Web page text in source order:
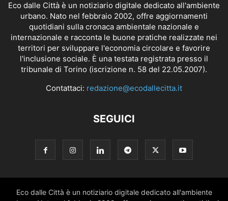
Eco dalle Città è un notiziario digitale dedicato all'ambiente
urbano. Nato nel febbraio 2002, offre aggiornamenti
quotidiani sulla cronaca ambientale nazionale e
internazionale e racconta le buone pratiche realizzate nei
territori per sviluppare l'economia circolare e favorire
l'inclusione sociale. È una testata registrata presso il
tribunale di Torino (iscrizione n. 58 del 22.05.2007).
Contattaci: redazione@ecodallecitta.it
SEGUICI
Eco dalle Città è un notiziario digitale dedicato all'ambiente